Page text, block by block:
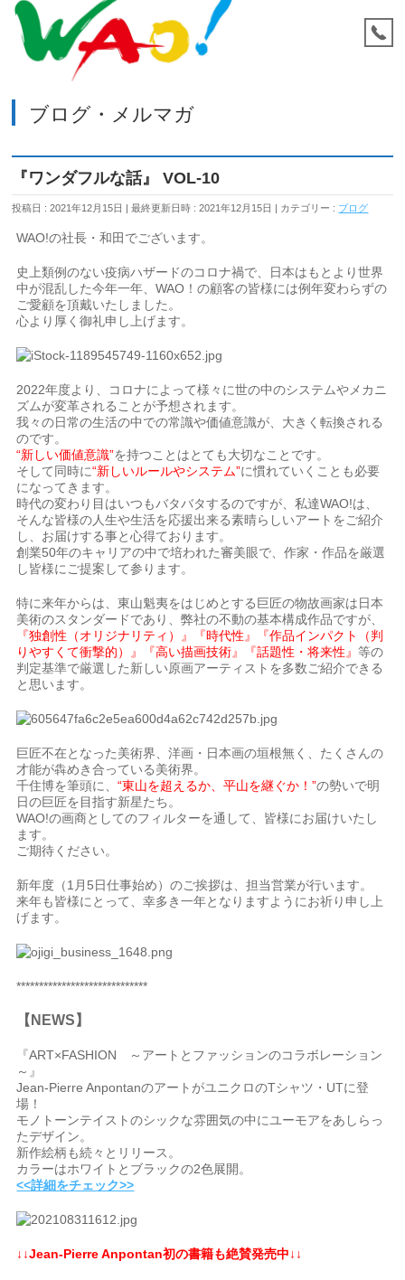
ブログ・メルマガ
『ワンダフルな話』 VOL-10
投稿日 : 2021年12月15日 最終更新日時 : 2021年12月15日 カテゴリー : ブログ
WAO!の社長・和田でございます。
史上類例のない疫病ハザードのコロナ禍で、日本はもとより世界
中が混乱した今年一年、WAO！の顧客の皆様には例年変わらずの
ご愛顧を頂戴いたしました。
心より厚く御礼申し上げます。
2022年度より、コロナによって様々に世の中のシステムやメカニ
ズムが変革されることが予想されます。
我々の日常の生活の中での常識や価値意識が、大きく転換される
のです。
“新しい価値意識”を持つことはとても大切なことです。
そして同時に“新しいルールやシステム”に慣れていくことも必要
になってきます。
時代の変わり目はいつもバタバタするのですが、私達WAO!は、
そんな皆様の人生や生活を応援出来る素晴らしいアートをご紹介
し、お届けする事と心得ております。
創業50年のキャリアの中で培われた審美眼で、作家・作品を厳選
し皆様にご提案して参ります。
特に来年からは、東山魁夷をはじめとする巨匠の物故画家は日本
美術のスタンダードであり、弊社の不動の基本構成作品ですが、
『独創性（オリジナリティ）』『時代性』『作品インパクト（判
りやすくて衝撃的）』『高い描画技術』『話題性・将来性』等の
判定基準で厳選した新しい原画アーティストを多数ご紹介できる
と思います。
巨匠不在となった美術界、洋画・日本画の垣根無く、たくさんの
才能が犇めき合っている美術界。
千住博を筆頭に、“東山を超えるか、平山を継ぐか！”の勢いで明
日の巨匠を目指す新星たち。
WAO!の画商としてのフィルターを通して、皆様にお届けいたし
ます。
ご期待ください。
新年度（1月5日仕事始め）のご挨拶は、担当営業が行います。
来年も皆様にとって、幸多き一年となりますようにお祈り申し上
げます。
*****************************
【NEWS】
『ART×FASHION ～アートとファッションのコラボレーション
～』
Jean-Pierre AnpontanのアートがユニクロのTシャツ・UTに登
場！
モノトーンテイストのシックな雰囲気の中にユーモアをあしらっ
たデザイン。
新作絵柄も続々とリリース。
カラーはホワイトとブラックの2色展開。
<<詳細をチェック>>
↓↓Jean-Pierre Anpontan初の書籍も絶賛発売中↓↓